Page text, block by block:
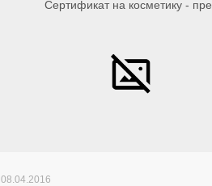
08.04.2016